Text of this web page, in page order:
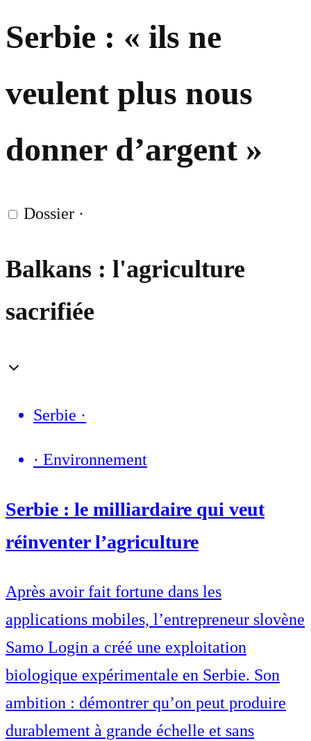
Serbie : « ils ne
veulent plus nous
donner d’argent »
Dossier ·
Balkans : l'agriculture
sacrifiée
Serbie ·
· Environnement
Serbie : le milliardaire qui veut
réinventer l’agriculture
Après avoir fait fortune dans les
applications mobiles, l’entrepreneur slovène
Samo Login a créé une exploitation
biologique expérimentale en Serbie. Son
ambition : démontrer qu’on peut produire
durablement à grande échelle et sans